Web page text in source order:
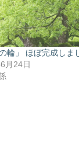
の輪」 ほぼ完成しま
月24日